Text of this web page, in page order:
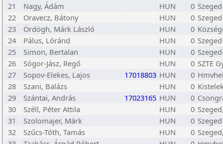
21
Nagy, Ádám HUN 0
22
Oravecz, Bátony HUN 0
23
Ördögh, Márk László HUN 0
24
Pálus, Lóránd HUN 0
25
Simon, Bertalan HUN 0
26
Sógor-Jász, Regő HUN 0 SZTE
27
Sopov-Elekes, Lajos 17018803 HUN 0
28
Szani, Balázs HUN 0
29
Szántai, András 17023165 HUN 0
30
Széll, Péter Attila HUN 0
31
Szolomajer, Márk HUN 0
32
Szűcs-Tóth, Tamás HUN 0